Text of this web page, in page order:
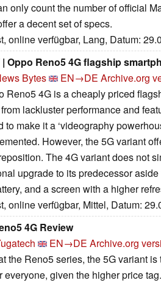
only count the number of official
a decent set of specs.
online verfügbar, Lang, Datum:
| Oppo Reno5 4G flagship
Bytes EN→DE Archive.org
Reno5 4G is a cheaply priced
lackluster performance and
to make it a ‘videography
However, the 5G variant
The 4G variant does not
upgrade to its predecessor
and a screen with a higher
online verfügbar, Mittel, Datum:
4G Review
EN→DE Archive.org
the Reno5 series, the 5G variant
everyone, given the higher price